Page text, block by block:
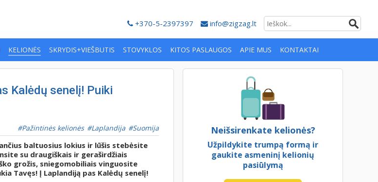
+370-5-2397397 info@zigzag.lt
KELIONĖS SKRYDIS+VIEŠBUTIS STOVYKLOS KITOS PASLAUGOS APIE MUS KONTAKTAI
Kalėdų senelį! Puiki
Pažintinės kelionės Laplandija Suomija
baltuosius lokius ir lūšis stebėsite
su draugiškais ir geraširdžiais
grožis, sniegomobiliais vinguosite
Tavęs! Į Laplandiją pas Kalėdų senelį!
Neišsirenkate kelionės?
Užpildykite trumpą formą ir
gaukite asmeninį kelionių
pasiūlymą